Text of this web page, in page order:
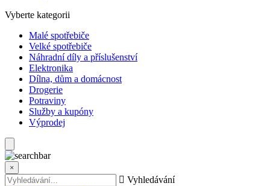
Vyberte kategorii
Malé spotřebiče
Velké spotřebiče
Náhradní díly a příslušenství
Elektronika
Dílna, dům a domácnost
Drogerie
Potraviny
Služby a kupóny
Výprodej
×
Vyhledávání